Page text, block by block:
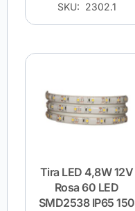
SKU: 2302.1
Tira LED 4,8W 12V
Rosa 60 LED
SMD2538 IP65 150